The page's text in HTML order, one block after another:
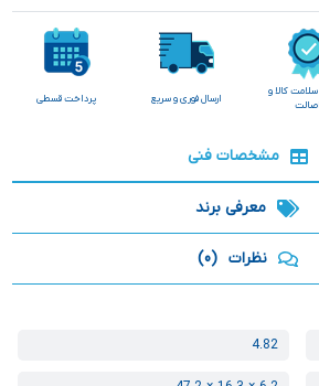
سلامت کالا و
اصالت
ارسال فوری و سریع پرداخت قسطی
مشخصات فنی
معرفی برند
نظرات (0)
4.82